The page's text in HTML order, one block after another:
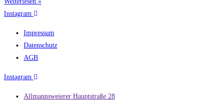
Instagram
Impressum
Datenschutz
AGB
Instagram
Allmannsweierer Hauptstraße 28